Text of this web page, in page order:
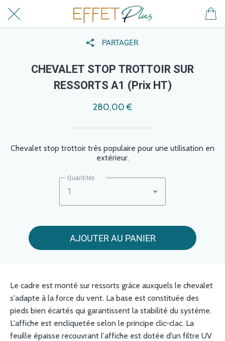
PARTAGER
CHEVALET STOP TROTTOIR SUR
RESSORTS A1 (Prix HT)
280,00 €
Chevalet stop trottoir très populaire pour une utilisation en
extérieur.
Quantités
1
AJOUTER AU PANIER
Le cadre est monté sur ressorts grâce auxquels le chevalet
s'adapte à la force du vent. La base est constituée des
pieds bien écartés qui garantissent la stabilité du système.
L'affiche est encliquetée selon le principe clic-clac. La
feuille épaisse recouvrant l'affiche est dotée d'un filtre UV